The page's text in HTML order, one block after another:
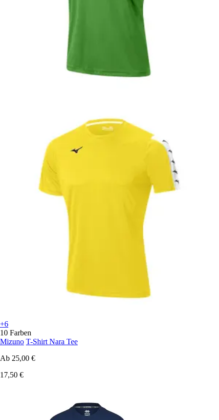
+6
10 Farben
Mizuno T-Shirt Nara Tee
Ab 25,00 €
17,50 €